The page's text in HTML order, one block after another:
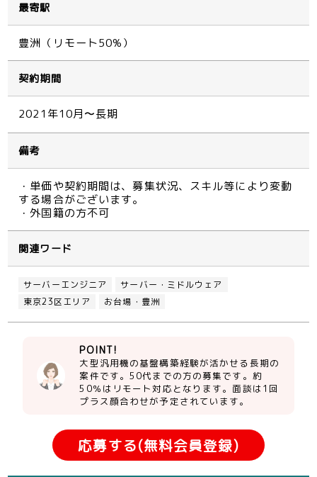
最寄駅
豊洲（リモート50%）
契約期間
2021年10月〜長期
備考
・単価や契約期間は、募集状況、スキル等により変動
する場合がございます。
・外国籍の方不可
関連ワード
サーバーエンジニア
サーバー・ミドルウェア
東京23区エリア
お台場・豊洲
POINT!
大型汎用機の基盤構築経験が活かせる長期の
案件です。50代までの方の募集です。約
50％はリモート対応となります。面談は1回
プラス顔合わせが予定されています。
応募する(無料会員登録)